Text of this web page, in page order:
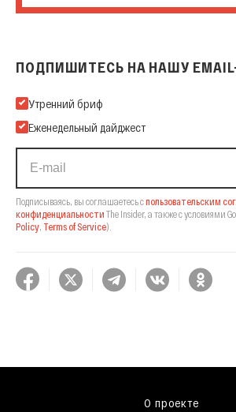
ПОДПИШИТЕСЬ НА НАШУ
Подпишитесь на нашу Email-рассылку
Утренний бриф
Еженедельный дайджест
Подписываясь, вы соглашаетесь спользовательским
конфиденциальности The Insider, а также с условиями
Policy Terms of Service).
О проекте